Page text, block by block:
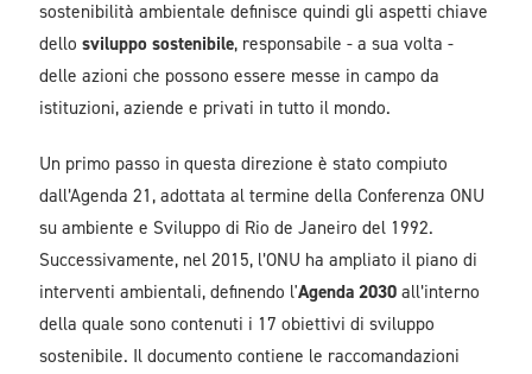
sostenibilità ambientale definisce quindi gli aspetti chiave
dello sviluppo sostenibile, responsabile - a sua volta -
delle azioni che possono essere messe in campo da
istituzioni, aziende e privati in tutto il mondo.
Un primo passo in questa direzione è stato compiuto
dall’Agenda 21, adottata al termine della Conferenza ONU
su ambiente e Sviluppo di Rio de Janeiro del 1992.
Successivamente, nel 2015, l’ONU ha ampliato il piano di
interventi ambientali, definendo l'Agenda 2030all’interno
della quale sono contenuti i 17 obiettivi di sviluppo
sostenibile. Il documento contiene le raccomandazioni